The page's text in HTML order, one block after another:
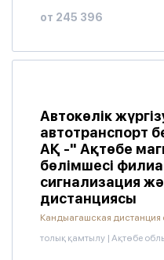
от 245 396
Автокөлік
автотранспорт
АҚ -" Ақтөбе
бөлімшесі
сигнализация
дистанциясы
Кандыагашская дистанция
толық қамтылу | Ақтөбе